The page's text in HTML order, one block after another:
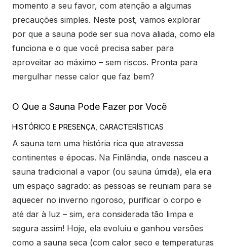
momento a seu favor, com atenção a algumas
precauções simples. Neste post, vamos explorar
por que a sauna pode ser sua nova aliada, como ela
funciona e o que você precisa saber para
aproveitar ao máximo – sem riscos. Pronta para
mergulhar nesse calor que faz bem?
O Que a Sauna Pode Fazer por Você
HISTÓRICO E PRESENÇA, CARACTERÍSTICAS
A sauna tem uma história rica que atravessa
continentes e épocas. Na Finlândia, onde nasceu a
sauna tradicional a vapor (ou sauna úmida), ela era
um espaço sagrado: as pessoas se reuniam para se
aquecer no inverno rigoroso, purificar o corpo e
até dar à luz – sim, era considerada tão limpa e
segura assim! Hoje, ela evoluiu e ganhou versões
como a sauna seca (com calor seco e temperaturas